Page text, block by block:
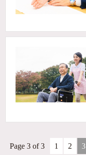
Page 3 of 3 1 2 3